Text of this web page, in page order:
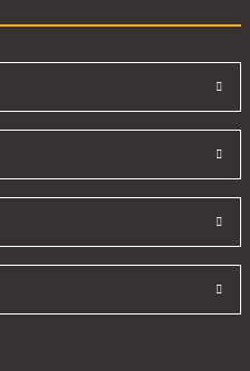
noktaları öneri formunu
görüntülenemiyor.
bulunuyor.
pahalı.
olmalı.